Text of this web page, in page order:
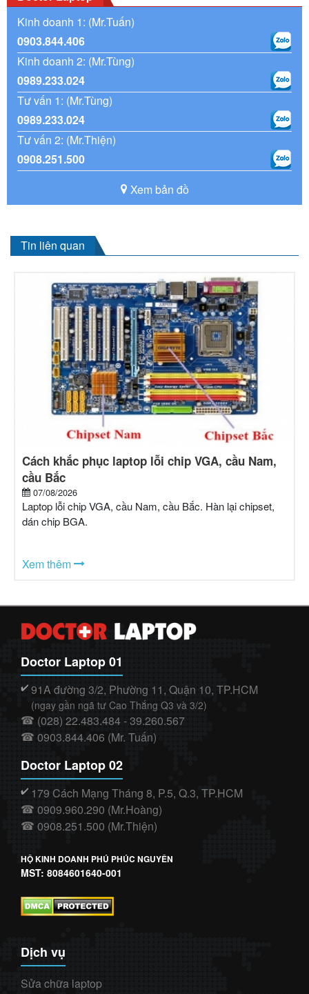
Kinh doanh 1: (Mr.Tuấn)
0903.844.406
Kinh doanh 2: (Mr.Tùng)
0989.233.024
Tư vấn 1: (Mr.Tùng)
0989.233.024
Tư vấn 2: (Mr.Thiện)
0908.251.500
Xem bản đồ
Tin liên quan
Cách khắc phục laptop lỗi chip VGA, cầu Nam,
cầu Bắc
07/08/2026
Laptop lỗi chip VGA, cầu Nam, cầu Bắc. Hàn lại chipset,
dán chip BGA.
Xem thêm
Doctor Laptop 01
✔️ 91A đường 3/2, Phường 11, Quận 10, TP.HCM
(ngay gần ngã tư Cao Thắng Q3 và 3/2)
☎ (028) 22.483.484 - 39.260.567
☎ 0903.844.406 (Mr. Tuấn)
Doctor Laptop 02
✔️ 179 Cách Mạng Tháng 8, P.5, Q.3, TP.HCM
☎ 0909.960.290 (Mr.Hoàng)
☎ 0908.251.500 (Mr.Thiện)
HỘ KINH DOANH PHÚ PHÚC NGUYÊN
MST: 8084601640-001
Dịch vụ
Sửa chữa laptop